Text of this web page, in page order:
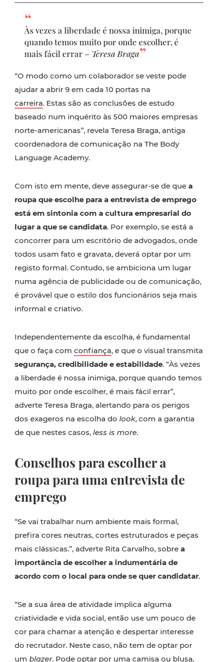
Às vezes a liberdade é nossa inimiga, porque
quando temos muito por onde escolher, é
mais fácil errar – Teresa Braga
“O modo como um colaborador se veste pode
ajudar a abrir 9 em cada 10 portas na
carreira. Estas são as conclusões de estudo
baseado num inquérito às 500 maiores empresas
norte-americanas”, revela Teresa Braga, antiga
coordenadora de comunicação na The Body
Language Academy.
Com isto em mente, deve assegurar-se de que a
roupa que escolhe para a entrevista de emprego
está em sintonia com a cultura empresarial do
lugar a que se candidata. Por exemplo, se está a
concorrer para um escritório de advogados, onde
todos usam fato e gravata, deverá optar por um
registo formal. Contudo, se ambiciona um lugar
numa agência de publicidade ou de comunicação,
é provável que o estilo dos funcionários seja mais
informal e criativo.
Independentemente da escolha, é fundamental
que o faça com confiança, e que o visual transmita
segurança, credibilidade e estabilidade. “Às vezes
a liberdade é nossa inimiga, porque quando temos
muito por onde escolher, é mais fácil errar”,
adverte Teresa Braga, alertando para os perigos
dos exageros na escolha do look, com a garantia
de que nestes casos, less is more.
Conselhos para escolher a
roupa para uma entrevista de
emprego
“Se vai trabalhar num ambiente mais formal,
prefira cores neutras, cortes estruturados e peças
mais clássicas.”, adverte Rita Carvalho, sobre a
importância de escolher a indumentária de
acordo com o local para onde se quer candidatar.
“Se a sua área de atividade implica alguma
criatividade e vida social, então use um pouco de
cor para chamar a atenção e despertar interesse
do recrutador. Neste caso, não tem de optar por
um blazer. Pode optar por uma camisa ou blusa,